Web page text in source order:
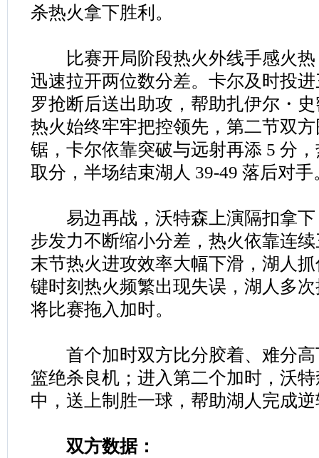
杀热火拿下胜利。
比赛开局阶段热火外线手感火热
迅速拉开两位数分差。卡尔及时投
罗抢断后送出助攻，帮助扎伊尔・
热火始终牢牢把控领先，第二节双
锯，卡尔依靠突破与远射再添 5 分
取分，半场结束湖人 39-49 落后对手
易边再战，沃特森上演隔扣拿下
步发力不断缩小分差，热火依靠连
末节热火进攻效率大幅下滑，湖人
键时刻热火频繁出现失误，湖人多
将比赛拖入加时。
首个加时双方比分胶着、难分高
篮绝杀良机；进入第二个加时，沃
中，送上制胜一球，帮助湖人完成
双方数据：